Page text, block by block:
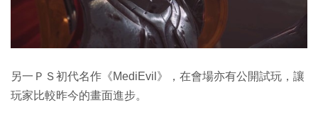
另一ＰＳ初代名作《MediEvil》，在會場亦有公開試玩，讓
玩家比較昨今的畫面進步。